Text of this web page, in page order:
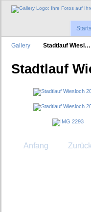
Gallery Stadtlauf Wiesl…
Stadtlauf
Anfang